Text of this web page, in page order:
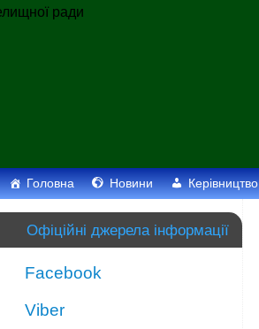
Головна Новини Керівництво
Офіційні джерела інформації
Facebook
Viber